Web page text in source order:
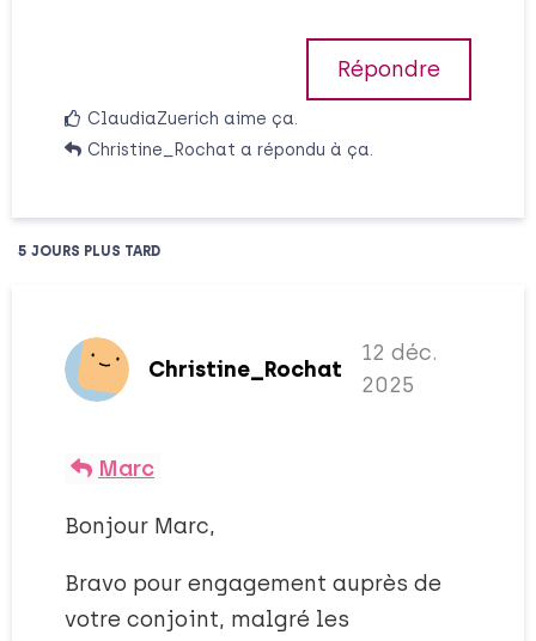
Répondre
ClaudiaZuerich aime ça.
Christine_Rochat a répondu à ça.
5 JOURS PLUS TARD
Christine_Rochat
12 déc.
2025
Marc
Bonjour Marc,
Bravo pour engagement auprès de
votre conjoint, malgré les